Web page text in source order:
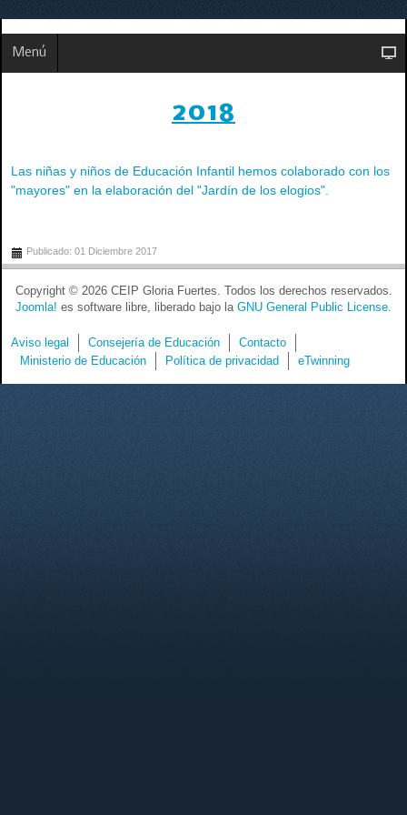
Menú
2018
Las niñas y niños de Educación Infantil hemos colaborado con los
"mayores" en la elaboración del "Jardín de los elogios".
Publicado: 01 Diciembre 2017
Copyright © 2026 CEIP Gloria Fuertes. Todos los derechos reservados.
Joomla! es software libre, liberado bajo la GNU General Public License.
Aviso legal Consejería de Educación
Contacto
Ministerio de Educación
Política de privacidad eTwinning